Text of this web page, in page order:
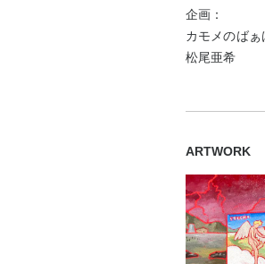
企画：
カモメのばぁ
松尾亜希
ARTWORK